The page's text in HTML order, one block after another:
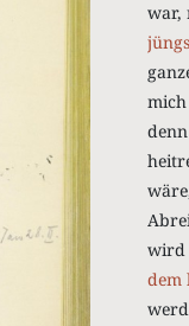
war,
wird
dem